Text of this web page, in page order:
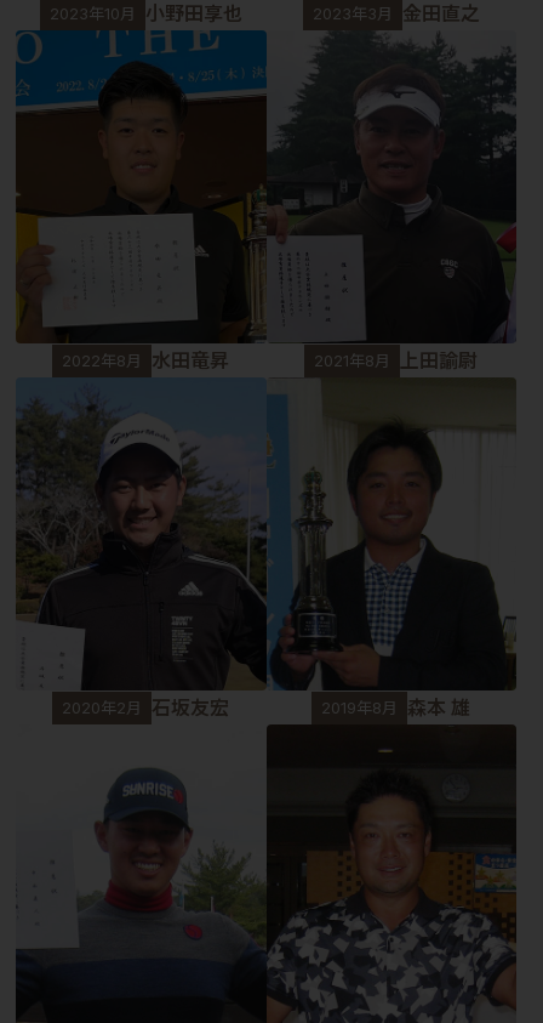
2023年10月 小野田享也 2023年3月 金田直之
2022年8月 水田竜昇 2021年8月 上田諭尉
2020年2月 石坂友宏 2019年8月 森本 雄